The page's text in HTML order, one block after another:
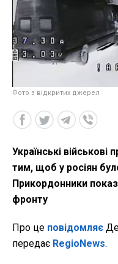
Фото з відкритих джерел
Українські
тим, щоб у росіян
Прикордонники
фронту
Про це повідомляє
передає RegioNews.